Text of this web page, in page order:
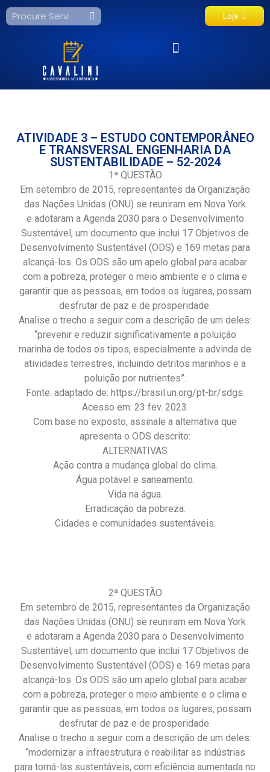
Loja
ATIVIDADE 3 – ESTUDO CONTEMPORÂNEO
E TRANSVERSAL ENGENHARIA DA
SUSTENTABILIDADE – 52-2024
1ª QUESTÃO
Em setembro de 2015, representantes da Organização
das Nações Unidas (ONU) se reuniram em Nova York
e adotaram a Agenda 2030 para o Desenvolvimento
Sustentável, um documento que inclui 17 Objetivos de
Desenvolvimento Sustentável (ODS) e 169 metas para
alcançá-los. Os ODS são um apelo global para acabar
com a pobreza, proteger o meio ambiente e o clima e
garantir que as pessoas, em todos os lugares, possam
desfrutar de paz e de prosperidade.
Analise o trecho a seguir com a descrição de um deles:
“prevenir e reduzir significativamente a poluição
marinha de todos os tipos, especialmente a advinda de
atividades terrestres, incluindo detritos marinhos e a
poluição por nutrientes”.
Fonte: adaptado de: https://brasil.un.org/pt-br/sdgs.
Acesso em: 23 fev. 2023.
Com base no exposto, assinale a alternativa que
apresenta o ODS descrito:
ALTERNATIVAS
Ação contra a mudança global do clima.
Água potável e saneamento.
Vida na água.
Erradicação da pobreza.
Cidades e comunidades sustentáveis.
2ª QUESTÃO
Em setembro de 2015, representantes da Organização
das Nações Unidas (ONU) se reuniram em Nova York
e adotaram a Agenda 2030 para o Desenvolvimento
Sustentável, um documento que inclui 17 Objetivos de
Desenvolvimento Sustentável (ODS) e 169 metas para
alcançá-los. Os ODS são um apelo global para acabar
com a pobreza, proteger o meio ambiente e o clima e
garantir que as pessoas, em todos os lugares, possam
desfrutar de paz e de prosperidade.
Analise o trecho a seguir com a descrição de um deles:
“modernizar a infraestrutura e reabilitar as indústrias
para torná-las sustentáveis, com eficiência aumentada no